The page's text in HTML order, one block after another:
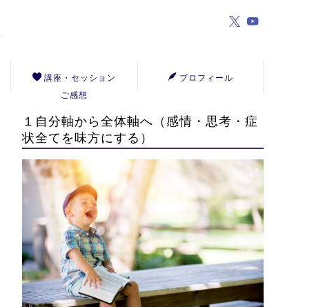
講座・セッション
ご感想
プロフィール
１自分軸から全体軸へ（感情・思考・症
状全てを味方にする）